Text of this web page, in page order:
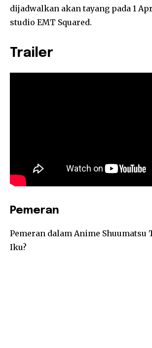
dijadwalkan akan tayang pada 1
studio EMT Squared.
Trailer
Pemeran
Pemeran dalam Anime Shuumatsu
Iku?